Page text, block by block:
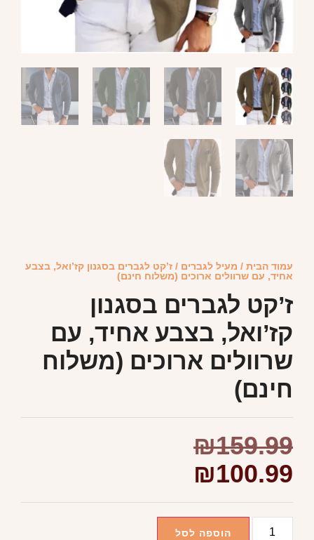
עמוד הבית / מעיל לגברים / ז’קט לגברים בסגנון קז’ואל, בצבע
אחיד, עם שרוולים ארוכים (משלוח חינם)
ז’קט לגברים בסגנון
קז’ואל, בצבע אחיד, עם
שרוולים ארוכים (משלוח
חינם)
₪159.99
₪100.99
הוספה לסל